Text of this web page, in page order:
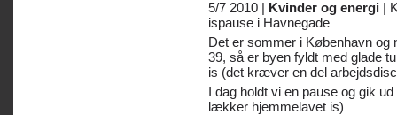
5/7 2010 | Kvinder og energi |
ispause i Havnegade
Det er sommer i København og
39, så er byen fyldt med glade
is (det kræver en del
I dag holdt vi en pause og gik
lækker hjemmelavet is)